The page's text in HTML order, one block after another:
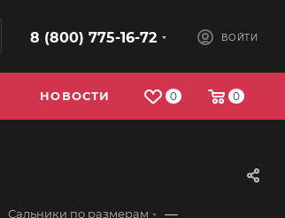
8 (800) 775-16-72 ВОЙТИ
0 0
НОВОСТИ
Сальники по размерам —